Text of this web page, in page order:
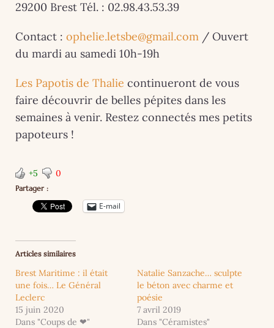
29200 Brest Tél. : 02.98.43.53.39
Contact : ophelie.letsbe@gmail.com / Ouvert
du mardi au samedi 10h-19h
Les Papotis de Thalie continueront de vous
faire découvrir de belles pépites dans les
semaines à venir. Restez connectés mes petits
papoteurs !
+5 0
Partager :
E-mail
Articles similaires
Brest Maritime : il était
une fois… Le Général
Leclerc
15 juin 2020
Dans "Coups de ❤"
Natalie Sanzache… sculpte
le béton avec charme et
poésie
7 avril 2019
Dans "Céramistes"